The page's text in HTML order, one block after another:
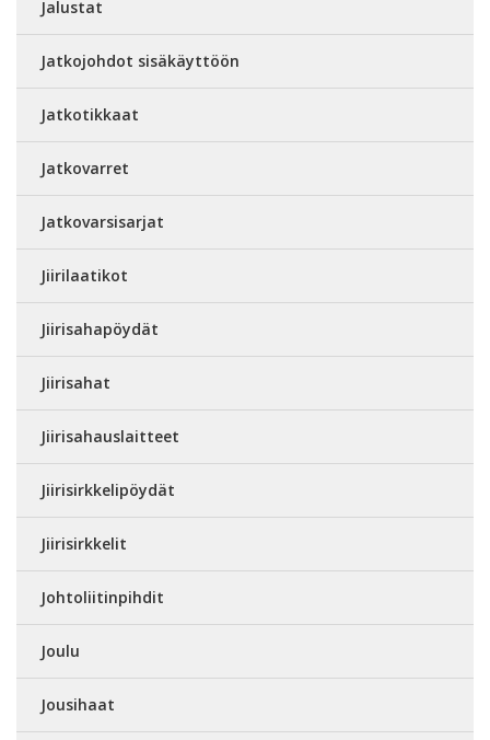
Jalustat
Jatkojohdot sisäkäyttöön
Jatkotikkaat
Jatkovarret
Jatkovarsisarjat
Jiirilaatikot
Jiirisahapöydät
Jiirisahat
Jiirisahauslaitteet
Jiirisirkkelipöydät
Jiirisirkkelit
Johtoliitinpihdit
Joulu
Jousihaat